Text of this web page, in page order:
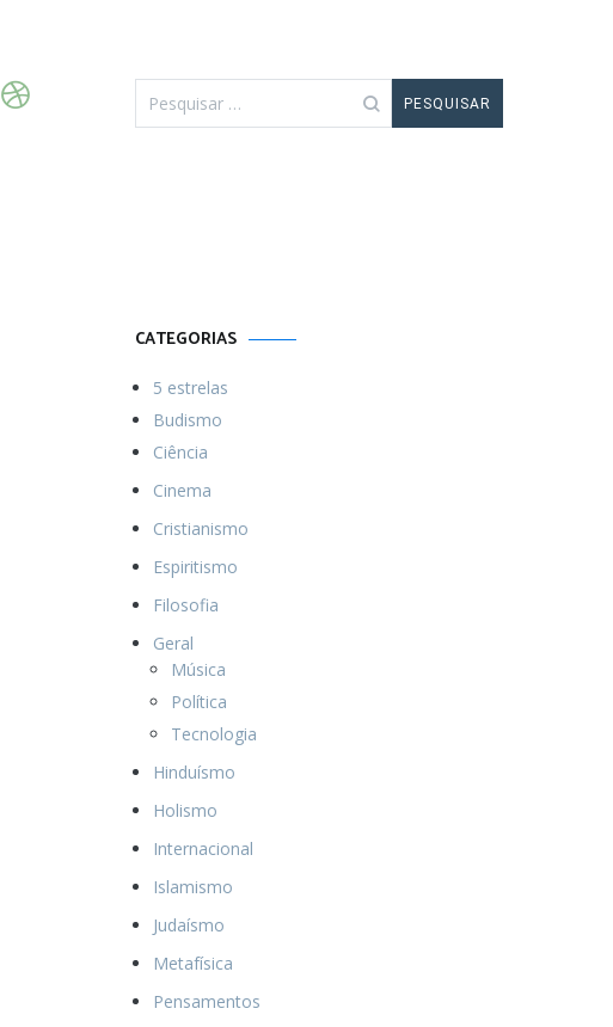
por:
CATEGORIAS
5 estrelas
Budismo
Ciência
Cinema
Cristianismo
Espiritismo
Filosofia
Geral
Música
Política
Tecnologia
Hinduísmo
Holismo
Internacional
Islamismo
Judaísmo
Metafísica
Pensamentos